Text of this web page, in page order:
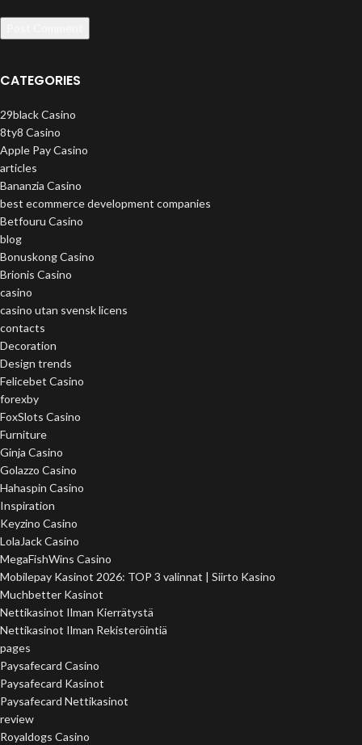
CATEGORIES
29black Casino
8ty8 Casino
Apple Pay Casino
articles
Bananzia Casino
best ecommerce development companies
Betfouru Casino
blog
Bonuskong Casino
Brionis Casino
casino
casino utan svensk licens
contacts
Decoration
Design trends
Felicebet Casino
forexby
FoxSlots Casino
Furniture
Ginja Casino
Golazzo Casino
Hahaspin Casino
Inspiration
Keyzino Casino
LolaJack Casino
MegaFishWins Casino
Mobilepay Kasinot 2026: TOP 3 valinnat | Siirto Kasino
Muchbetter Kasinot
Nettikasinot Ilman Kierrätystä
Nettikasinot Ilman Rekisteröintiä
pages
Paysafecard Casino
Paysafecard Kasinot
Paysafecard Nettikasinot
review
Royaldogs Casino